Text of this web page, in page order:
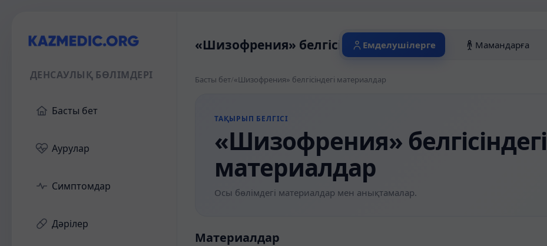
ДЕНСАУЛЫҚ БӨЛІМДЕРІ
Басты бет
Аурулар
Симптомдар
Дәрілер
«Шизофрения» белгісіндегі материалдар
Емделушілерге Мамандарға
Басты бет/«Шизофрения» белгісіндегі материалдар
ТАҚЫРЫП БЕЛГІСІ
«Шизофрения» белгісіндегі
материалдар
Осы бөлімдегі материалдар мен анықтамалар.
Материалдар